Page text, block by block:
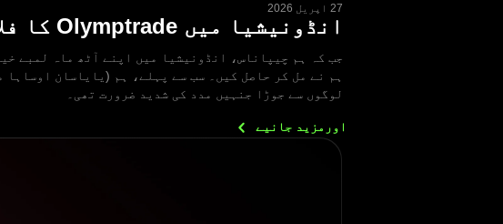
27 اپریل 2026
انڈونیشیا میں Olymptrade کا فلاحی مشن: خلاصہ
جب کہ ہم چیپاناس، انڈونیشیا میں اپنے آٹھ ماہ لمبے
لوگوں سے جوڑا جنہیں مدد کی شدید ضرورت تھی۔
اورمزید جانیے